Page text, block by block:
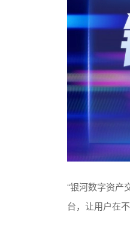
“银河数字资产
台，让用户在